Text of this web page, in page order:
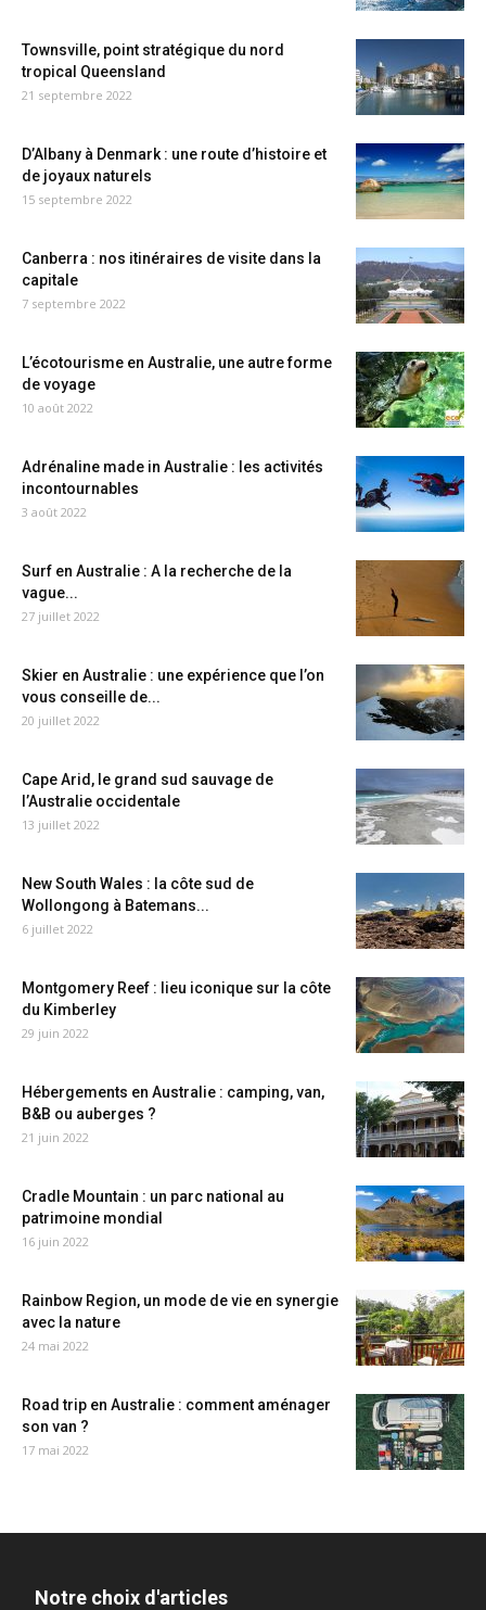
Townsville, point stratégique du nord
tropical Queensland
21 septembre 2022
D’Albany à Denmark : une route d’histoire et
de joyaux naturels
15 septembre 2022
Canberra : nos itinéraires de visite dans la
capitale
7 septembre 2022
L’écotourisme en Australie, une autre forme
de voyage
10 août 2022
Adrénaline made in Australie : les activités
incontournables
3 août 2022
Surf en Australie : A la recherche de la
vague...
27 juillet 2022
Skier en Australie : une expérience que l’on
vous conseille de...
20 juillet 2022
Cape Arid, le grand sud sauvage de
l’Australie occidentale
13 juillet 2022
New South Wales : la côte sud de
Wollongong à Batemans...
6 juillet 2022
Montgomery Reef : lieu iconique sur la côte
du Kimberley
29 juin 2022
Hébergements en Australie : camping, van,
B&B ou auberges ?
21 juin 2022
Cradle Mountain : un parc national au
patrimoine mondial
16 juin 2022
Rainbow Region, un mode de vie en synergie
avec la nature
24 mai 2022
Road trip en Australie : comment aménager
son van ?
17 mai 2022
Notre choix d'articles